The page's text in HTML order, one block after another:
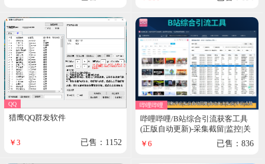
QQ
猎鹰QQ群发软件
￥3 已售：1152
哔哩哔哩
哔哩哔哩/B站综合引流获客工具
(正版自动更新)-采集截留|监控|关
注|评论|私信|点赞|养号为一体的
￥6 已售：836